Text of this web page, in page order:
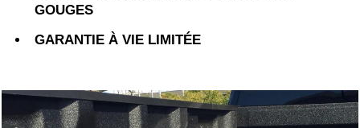
GOUGES
GARANTIE À VIE LIMITÉE